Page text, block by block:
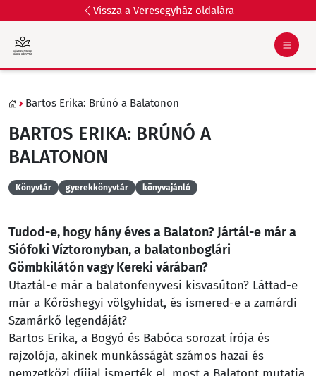
Vissza a Veresegyház oldalára
Bartos Erika: Brúnó a Balatonon
BARTOS ERIKA: BRÚNÓ A
BALATONON
Könyvtár gyerekkönyvtár könyvajánló
Tudod-e, hogy hány éves a Balaton? Jártál-e már a
Siófoki Víztoronyban, a balatonboglári
Gömbkilátón vagy Kereki várában?
Utaztál-e már a balatonfenyvesi kisvasúton? Láttad-e
már a Kőröshegyi völgyhidat, és ismered-e a zamárdi
Szamárkő legendáját?
Bartos Erika, a Bogyó és Babóca sorozat írója és
rajzolója, akinek munkásságát számos hazai és